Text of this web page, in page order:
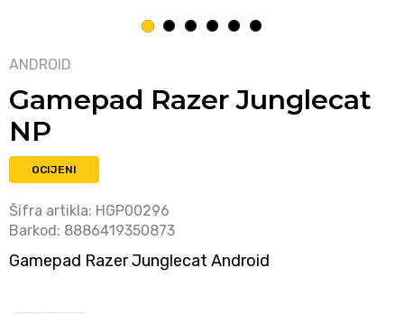
1 2 3 4 5 6
ANDROID
Gamepad Razer Junglecat
NP
OCIJENI
Šifra artikla: HGP00296
Barkod: 8886419350873
Gamepad Razer Junglecat Android